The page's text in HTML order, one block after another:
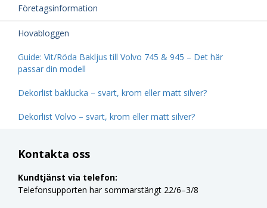
Företagsinformation
Hovabloggen
Guide: Vit/Röda Bakljus till Volvo 745 & 945 – Det här
passar din modell
Dekorlist baklucka – svart, krom eller matt silver?
Dekorlist Volvo – svart, krom eller matt silver?
Kontakta oss
Kundtjänst via telefon:
Telefonsupporten har sommarstängt 22/6–3/8